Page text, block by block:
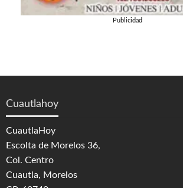
Publicidad
Cuautlahoy
CuautlaHoy
Escolta de Morelos 36,
Col. Centro
Cuautla, Morelos